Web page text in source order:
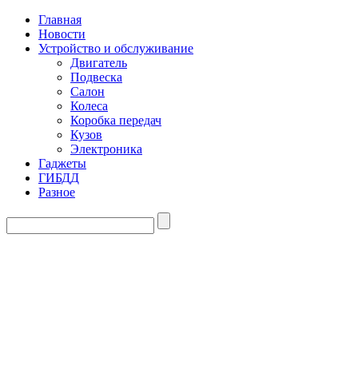
Главная
Новости
Устройство и обслуживание
Двигатель
Подвеска
Салон
Колеса
Коробка передач
Кузов
Электроника
Гаджеты
ГИБДД
Разное